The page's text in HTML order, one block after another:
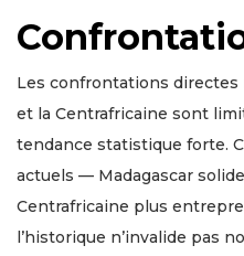
Les confrontations directes
et la Centrafricaine sont
tendance statistique forte.
actuels — Madagascar
Centrafricaine plus
l’historique n’invalide pas